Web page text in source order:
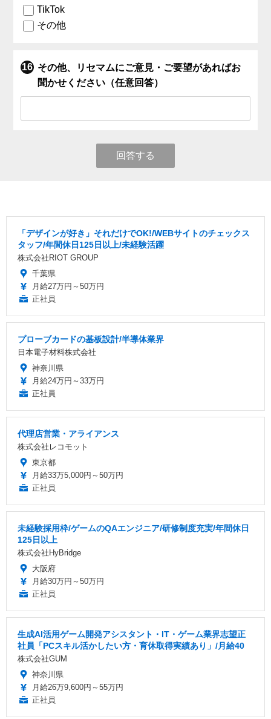
TikTok
その他
その他、リセマムにご意見・ご要望があればお
聞かせください（任意回答）
回答する
「デザインが好き」それだけでOK!/WEBサイトのチェックス
タッフ/年間休日125日以上/未経験活躍
株式会社RIOT GROUP
千葉県
月給27万円～50万円
正社員
プローブカードの基板設計/半導体業界
日本電子材料株式会社
神奈川県
月給24万円～33万円
正社員
代理店営業・アライアンス
株式会社レコモット
東京都
月給33万5,000円～50万円
正社員
未経験採用枠/ゲームのQAエンジニア/研修制度充実/年間休日
125日以上
株式会社HyBridge
大阪府
月給30万円～50万円
正社員
生成AI活用ゲーム開発アシスタント・IT・ゲーム業界志望正
社員「PCスキル活かしたい方・育休取得実績あり」/月給40
株式会社GUM
神奈川県
月給26万9,600円～55万円
正社員